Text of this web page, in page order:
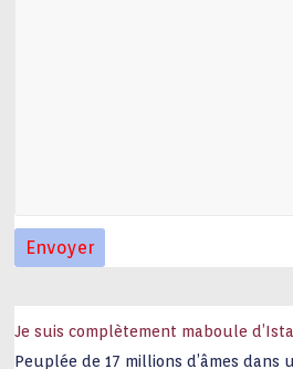
Je suis complètement maboule
Peuplée de 17 millions d’âmes dans